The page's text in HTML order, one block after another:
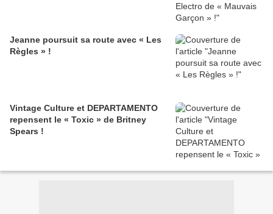
Jeanne poursuit sa route avec « Les
Règles » !
Vintage Culture et DEPARTAMENTO
repensent le « Toxic » de Britney
Spears !